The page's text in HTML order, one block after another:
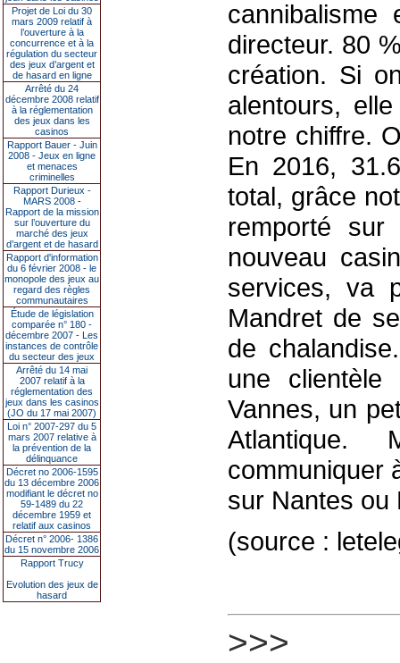
Projet de Loi du 30
mars 2009 relatif à
l’ouverture à la
concurrence et à la
régulation du secteur
des jeux d’argent et
de hasard en ligne
Arrêté du 24
décembre 2008 relatif
à la réglementation
des jeux dans les
casinos
Rapport Bauer - Juin
2008 - Jeux en ligne
et menaces
criminelles
Rapport Durieux -
MARS 2008 -
Rapport de la mission
sur l’ouverture du
marché des jeux
d’argent et de hasard
Rapport d'information
du 6 février 2008 - le
monopole des jeux au
regard des règles
communautaires
Étude de législation
comparée n° 180 -
décembre 2007 - Les
instances de contrôle
du secteur des jeux
Arrêté du 14 mai
2007 relatif à la
réglementation des
jeux dans les casinos
(JO du 17 mai 2007)
Loi n° 2007-297 du 5
mars 2007 relative à
la prévention de la
délinquance
Décret no 2006-1595
du 13 décembre 2006
modifiant le décret no
59-1489 du 22
décembre 1959 et
relatif aux casinos
Décret n° 2006- 1386
du 15 novembre 2006
Rapport Trucy
Evolution des jeux de
hasard
directeur. 80
création. Si
alentours,
notre chiffre.
En 2016,
total, grâce
remporté
nouveau
services, va
Mandret de
de
une
Vannes, un
Atlantique.
communiquer
sur Nantes ou
(source :
>>>